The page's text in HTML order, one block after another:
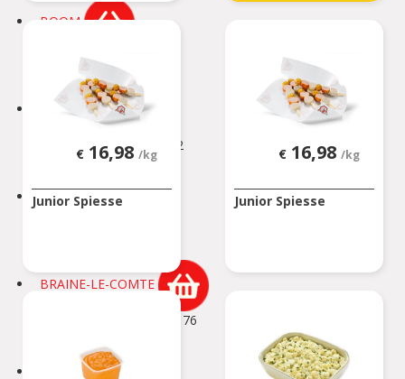
BOOM
Kerkhofstraat 377
BOOM
BOUILLON
Rue de la Sentinelle 66/2
BOUILLON
BOUSSU
BRAINE-LE-COMTE
Chaussée de Bruxelles 176
BRAKEL
€ 16,98 /kg
Junior Spiesse
€ 16,98 /kg
Junior Spiesse